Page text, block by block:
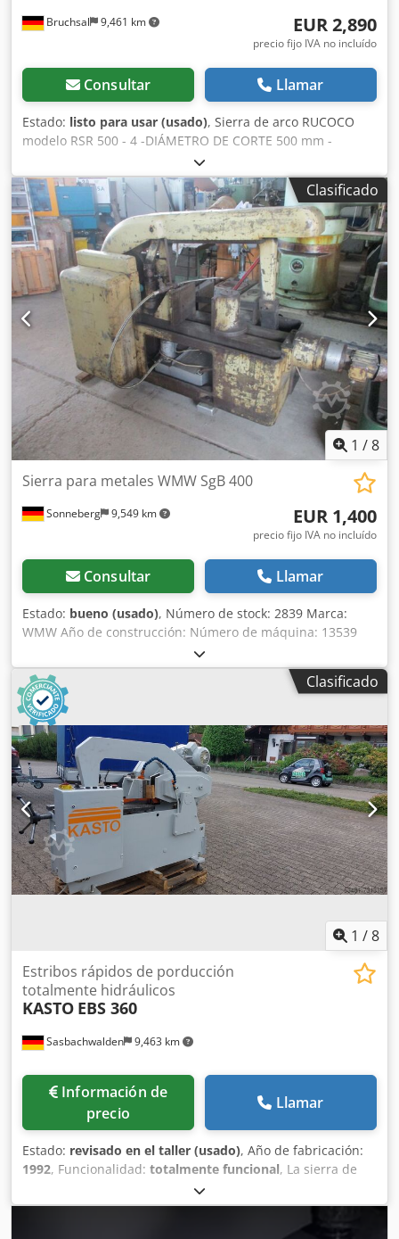
Bruchsal 9,461 km EUR 2,890
precio fijo IVA no incluído
Consultar Llamar
Estado: listo para usar (usado), Sierra de arco RUCOCO
modelo RSR 500 - 4 -DIÁMETRO DE CORTE 500 mm -
Número de carreras: 34-48-60-85 carreras/min -Dispositivo
para cortes a inglete -Hojas de sierra de repuesto
850x75x4 mm -Patas de máquina -Dispositivo de
refrigeración -Documentación Dimensiones: LxAnxAl
2,2x1,5x1,5 metros / Peso: 2.800 kg Djdpjzbz Tgsfx Afkjck
Sujeto a errores y erratas.
Clasificado
1 /8
Sonneberg 9,549 km
Sierra para metales WMW SgB 400
EUR 1,400
precio fijo IVA no incluído
Consultar Llamar
Estado: bueno (usado), Número de stock: 2839 Marca:
WMW Año de construcción: Número de máquina: 13539
Tipo / Modelo: SgB 400 Rango de corte redondo: 420 mm
cuadrado: 380 x 380 mm Hoja de sierra: 700 x 55 x 2,5 mm
Dcjdpfxsrpl Sus Afksk Velocidad de serrado: 42 / 52 / 68 /
84 golpes/min (?) Mordazas de sujeción: fijas 280 x 230 mm
móvil 230 x 230 mm Apertura de las mordazas de sujeción:
450 mm sujeción eléctrica Conexión: 3,6 kW
Accesorios/equipamiento: Estado: bueno Peso: 1,4
toneladas Dimensiones: 1.900 x 700 x 1.400 mm
Clasificado
1 /8
Sasbachwalden 9,463 km
Estribos rápidos de porducción
totalmente hidráulicos
KASTO EBS 360
Información de
precio
Llamar
Estado: revisado en el taller (usado), Año de fabricación:
1992, Funcionalidad: totalmente funcional, La sierra de
arco de producción totalmente hidráulica dispone de un
sistema hidráulico universal para cortar perfiles de
paredes finas y gruesas, así como material macizo, de